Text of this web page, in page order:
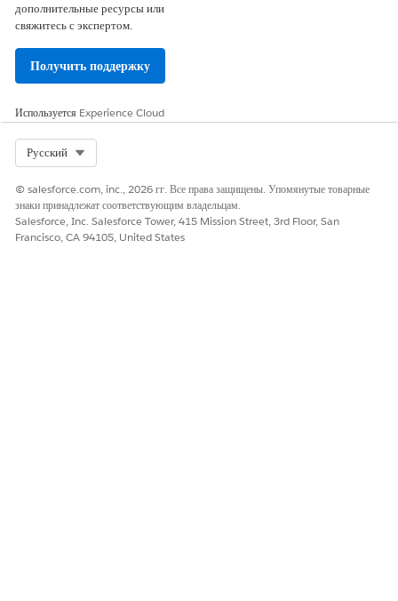
дополнительные ресурсы или
свяжитесь с экспертом.
Получить поддержку
Используется Experience Cloud
Русский
© salesforce.com, inc., 2026 гг. Все права защищены. Упомянутые товарные
знаки принадлежат соответствующим владельцам.
Salesforce, Inc. Salesforce Tower, 415 Mission Street, 3rd Floor, San
Francisco, CA 94105, United States